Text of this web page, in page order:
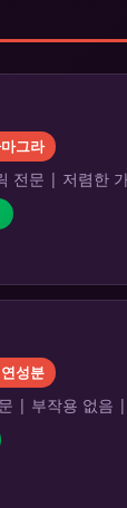
그라
전문 | 저렴한
성분
| 부작용 없음